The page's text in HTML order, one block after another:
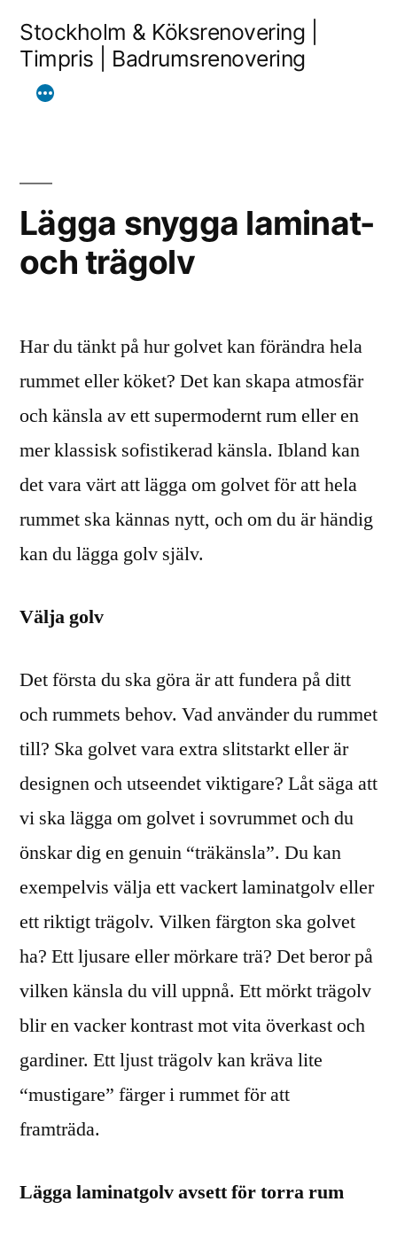
content
Stockholm & Köksrenovering |
Timpris | Badrumsrenovering
Lägga snygga laminat-
och trägolv
Har du tänkt på hur golvet kan förändra hela
rummet eller köket? Det kan skapa atmosfär
och känsla av ett supermodernt rum eller en
mer klassisk sofistikerad känsla. Ibland kan
det vara värt att lägga om golvet för att hela
rummet ska kännas nytt, och om du är händig
kan du lägga golv själv.
Välja golv
Det första du ska göra är att fundera på ditt
och rummets behov. Vad använder du rummet
till? Ska golvet vara extra slitstarkt eller är
designen och utseendet viktigare? Låt säga att
vi ska lägga om golvet i sovrummet och du
önskar dig en genuin “träkänsla”. Du kan
exempelvis välja ett vackert laminatgolv eller
ett riktigt trägolv. Vilken färgton ska golvet
ha? Ett ljusare eller mörkare trä? Det beror på
vilken känsla du vill uppnå. Ett mörkt trägolv
blir en vacker kontrast mot vita överkast och
gardiner. Ett ljust trägolv kan kräva lite
“mustigare” färger i rummet för att
framträda.
Lägga laminatgolv avsett för torra rum